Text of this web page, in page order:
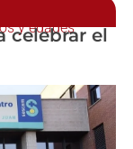
y edades
celebrar el